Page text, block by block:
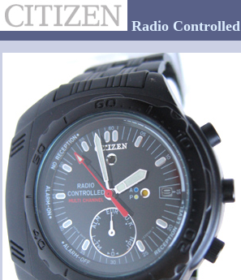
Radio Controlled